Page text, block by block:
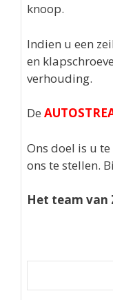
knoop.
Indien u een
en
verhouding.
De
Ons doel is u
ons te stellen.
Het team van